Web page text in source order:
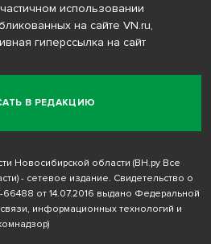
В РЕДАКЦИЮ
использовании
на сайте VN.ru,
гиперссылка на сайт
Новосибирской области (ВН.ру Все
- сетевое издание. Свидетельство о
от 14.07.2016 выдано Федеральной
информационных технологий и